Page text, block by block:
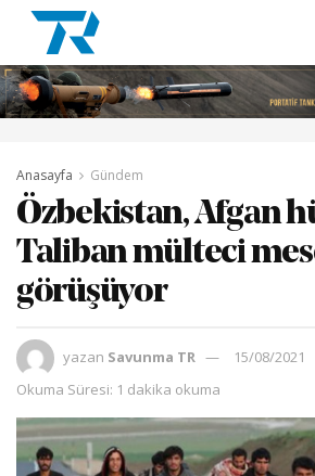
Anasayfa Gündem
Özbekistan, Afgan
Taliban mülteci
görüşüyor
yazan Savunma TR
15/08/2021
Okuma Süresi: 1 dakika okuma